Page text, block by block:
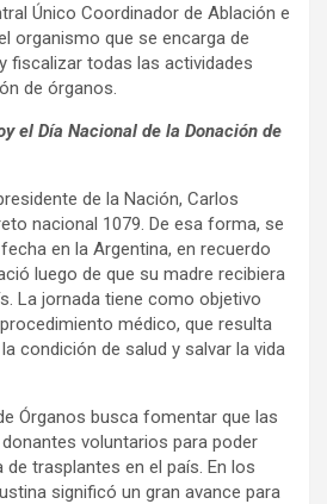
Único Coordinador de Ablación e
organismo que se encarga de
fiscalizar todas las actividades
de órganos.
el Día Nacional de la Donación de
de la Nación, Carlos
nacional 1079. De esa forma, se
en la Argentina, en recuerdo
luego de que su madre recibiera
La jornada tiene como objetivo
médico, que resulta
condición de salud y salvar la vida
Órganos busca fomentar que las
voluntarios para poder
trasplantes en el país. En los
significó un gran avance para